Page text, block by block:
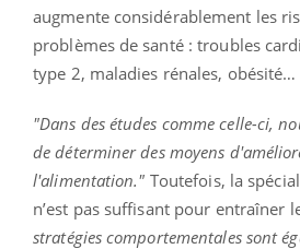
augmente considérablement les
problèmes de santé : troubles
type 2, maladies rénales, obésité…
"Dans des études comme celle-ci,
de déterminer des moyens
l'alimentation." Toutefois, la
n’est pas suffisant pour entraîner
stratégies comportementales sont